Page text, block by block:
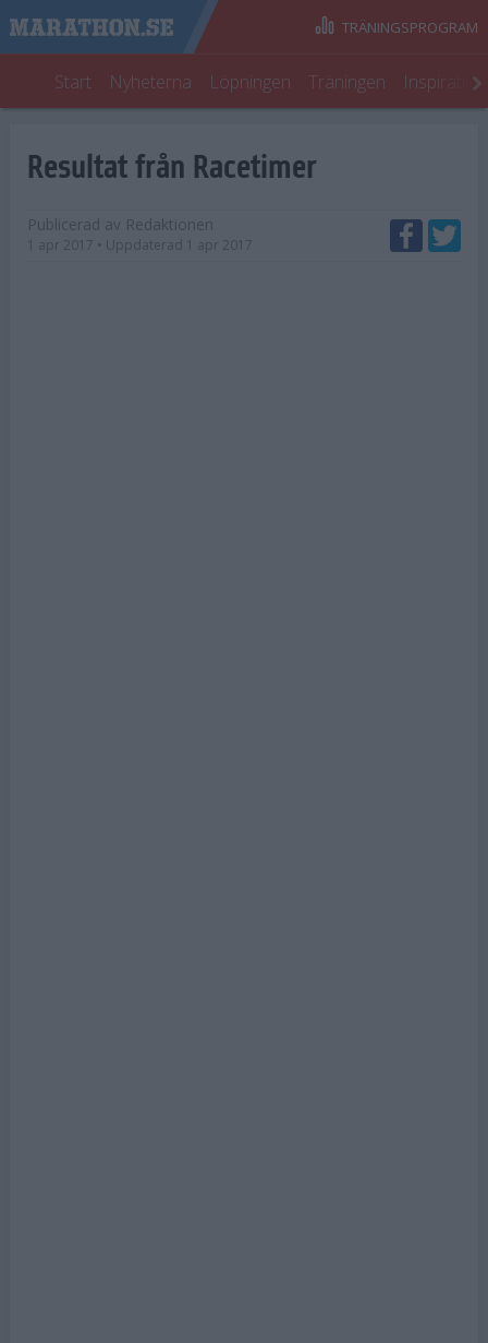
Start Nyheterna Löpningen Träningen
TRÄNINGSPROGRAM
Resultat från Racetimer
Publicerad av Redaktionen
1 apr 2017 • Uppdaterad 1 apr 2017